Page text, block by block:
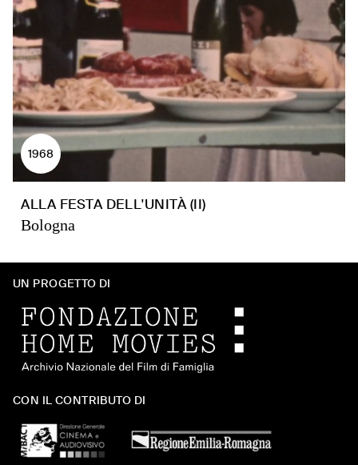
1968
ALLA FESTA DELL'UNITÀ (II)
Bologna
UN PROGETTO DI
CON IL CONTRIBUTO DI